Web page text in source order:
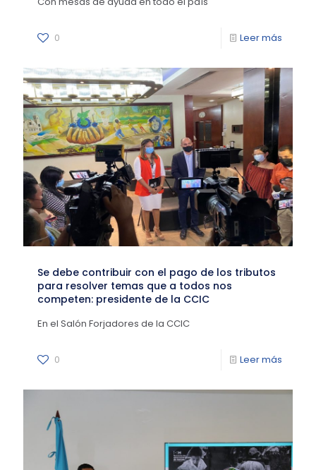
0 Leer más
Se debe contribuir con el pago de los tributos
para resolver temas que a todos nos
competen: presidente de la CCIC
En el Salón Forjadores de la CCIC
0 Leer más